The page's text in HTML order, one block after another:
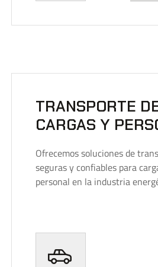
TRANSPORTE
CARGAS Y
Ofrecemos soluciones de
seguras y confiables para
personal en la industria